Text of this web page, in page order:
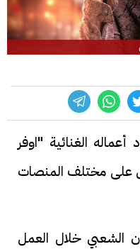
الغنائية "اوفر
على مختلف المنصات
الشعبي خلال العمل